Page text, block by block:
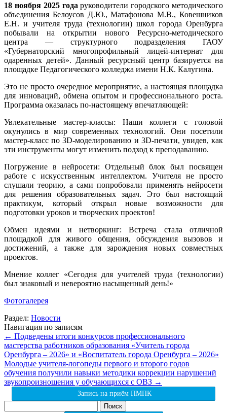
18 ноября 2025 года руководители городского методического
объединения Белоусов Д.Ю., Матафонова М.В., Ковешников
Е.Н. и учителя труда (технологии) школ города Оренбурга
побывали на открытии нового Ресурсно-методического
центра — структурного подразделения ГАОУ
«Губернаторский многопрофильный лицей-интернат для
одаренных детей». Данный ресурсный центр базируется на
площадке Педагогического колледжа имени Н.К. Калугина.
Это не просто очередное мероприятие, а настоящая площадка
для инноваций, обмена опытом и профессионального роста.
Программа оказалась по-настоящему впечатляющей:
Увлекательные мастер-классы: Наши коллеги с головой
окунулись в мир современных технологий. Они посетили
мастер-класс по 3D-моделированию и 3D-печати, увидев, как
эти инструменты могут изменить подход к преподаванию.
Погружение в нейросети: Отдельный блок был посвящен
работе с искусственным интеллектом. Учителя не просто
слушали теорию, а сами попробовали применять нейросети
для решения образовательных задач. Это был настоящий
практикум, который открыл новые возможности для
подготовки уроков и творческих проектов!
Обмен идеями и нетворкинг: Встреча стала отличной
площадкой для живого общения, обсуждения вызовов и
достижений, а также для зарождения новых совместных
проектов.
Мнение коллег «Сегодня для учителей труда (технологии)
был знаковый и невероятно насыщенный день!»
Фотогалерея
Раздел: Новости
Навигация по записям
← Подведены итоги конкурсов профессионального
мастерства работников образования «Учитель города
Оренбурга – 2026» и «Воспитатель города Оренбурга – 2026»
Молодые учителя-логопеды первого и второго годов
обучения получили навыки методики коррекции нарушений
звукопроизношения у обучающихся с ОВЗ →
Запись на приём ПМПК